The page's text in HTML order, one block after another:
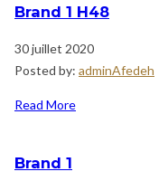
Brand 1 H48
30 juillet 2020
Posted by: adminAfedeh
Read More
Brand 1